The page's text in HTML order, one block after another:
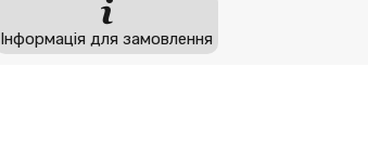
Інформація для замовлення